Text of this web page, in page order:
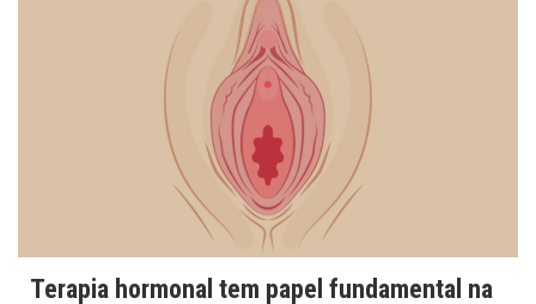
Terapia hormonal tem papel fundamental na